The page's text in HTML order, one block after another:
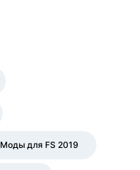
Моды для FS 2019